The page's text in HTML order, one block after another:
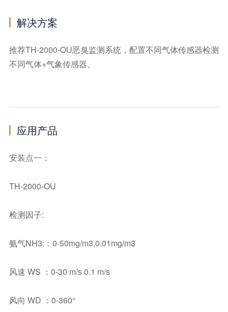
解决方案
推荐TH-2000-OU恶臭监测系统，配置不同气体传感器检测
不同气体+气象传感器。
应用产品
安装点一：
TH-2000-OU
检测因子:
氨气NH3:：0-50mg/m3,0.01mg/m3
风速 WS ：0-30 m/s 0.1 m/s
风向 WD ：0-360°